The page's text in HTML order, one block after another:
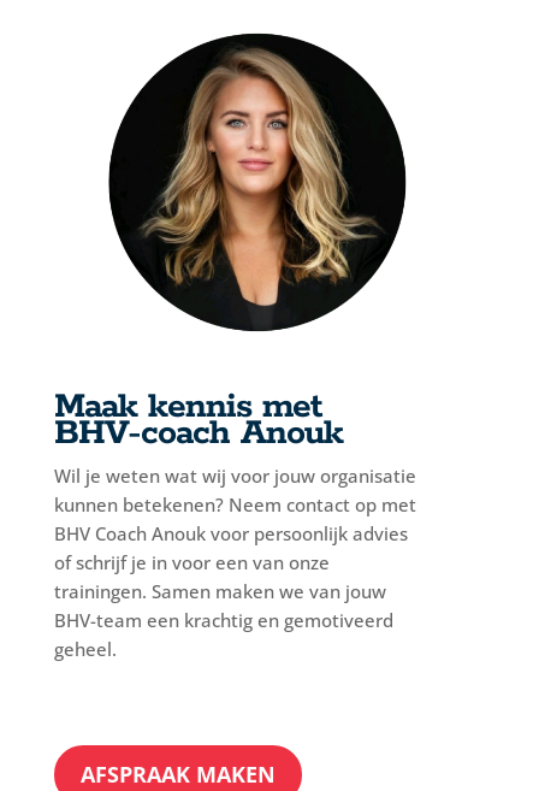
Maak kennis met
BHV-coach Anouk
Wil je weten wat wij voor jouw organisatie
kunnen betekenen? Neem contact op met
BHV Coach Anoukvoor persoonlijk advies
of schrijf je in voor een van onze
trainingen. Samen maken we van jouw
BHV-team een krachtig en gemotiveerd
geheel.
AFSPRAAK MAKEN